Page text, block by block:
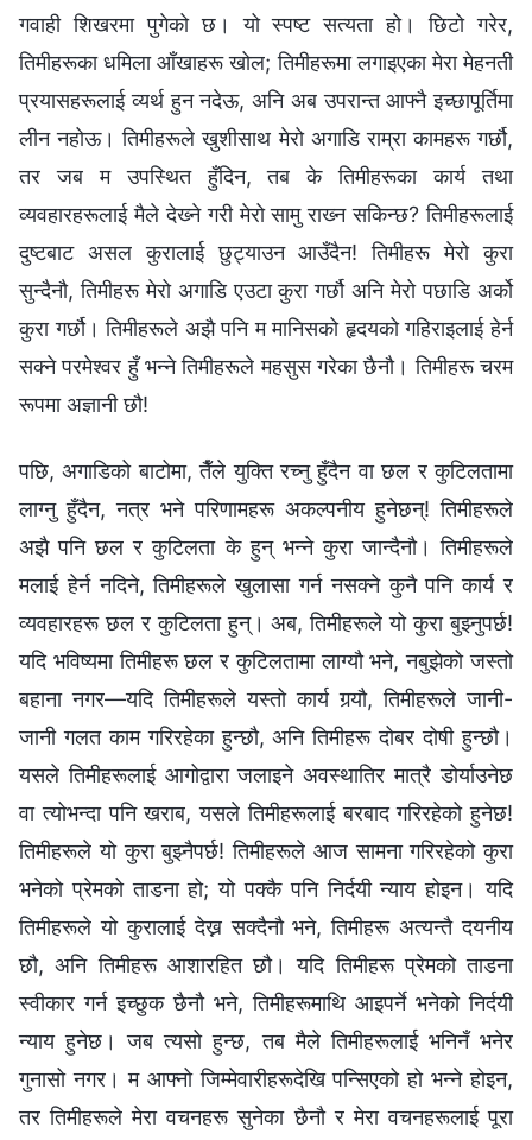
गवाही शिखरमा पुगेको छ। यो स्पष्ट सत्यता हो। छिटो गरेर,
तिमीहरूका धमिला आँखाहरू खोल; तिमीहरूमा लगाइएका मेरा मेहनती
प्रयासहरूलाई व्यर्थ हुन नदेऊ, अनि अब उपरान्त आफ्नै इच्छापूर्तिमा
लीन नहोऊ। तिमीहरूले खुशीसाथ मेरो अगाडि राम्रा कामहरू गर्छौ,
तर जब म उपस्थित हुँदिन, तब के तिमीहरूका कार्य तथा
व्यवहारहरूलाई मैले देख्‍ने गरी मेरो सामु राख्‍न सकिन्छ? तिमीहरूलाई
दुष्टबाट असल कुरालाई छुट्याउन आउँदैन! तिमीहरू मेरो कुरा
सुन्दैनौ, तिमीहरू मेरो अगाडि एउटा कुरा गर्छौ अनि मेरो पछाडि अर्को
कुरा गर्छौ। तिमीहरूले अझै पनि म मानिसको हृदयको गहिराइलाई हेर्न
सक्‍ने परमेश्‍वर हुँ भन्‍ने तिमीहरूले महसुस गरेका छैनौ। तिमीहरू चरम
रूपमा अज्ञानी छौ!
पछि, अगाडिको बाटोमा, तैँले युक्ति रच्नु हुँदैन वा छल र कुटिलतामा
लाग्नु हुँदैन, नत्र भने परिणामहरू अकल्पनीय हुनेछन्! तिमीहरूले
अझै पनि छल र कुटिलता के हुन् भन्‍ने कुरा जान्दैनौ। तिमीहरूले
मलाई हेर्न नदिने, तिमीहरूले खुलासा गर्न नसक्‍ने कुनै पनि कार्य र
व्यवहारहरू छल र कुटिलता हुन्। अब, तिमीहरूले यो कुरा बुझ्नुपर्छ!
यदि भविष्यमा तिमीहरू छल र कुटिलतामा लाग्यौ भने, नबुझेको जस्तो
बहाना नगर—यदि तिमीहरूले यस्तो कार्य गर्‍यौ, तिमीहरूले जानी-
जानी गलत काम गरिरहेका हुन्छौ, अनि तिमीहरू दोबर दोषी हुन्छौ।
यसले तिमीहरूलाई आगोद्वारा जलाइने अवस्थातिर मात्रै डोर्याउनेछ
वा त्योभन्दा पनि खराब, यसले तिमीहरूलाई बरबाद गरिरहेको हुनेछ!
तिमीहरूले यो कुरा बुझ्‍नैपर्छ! तिमीहरूले आज सामना गरिरहेको कुरा
भनेको प्रेमको ताडना हो; यो पक्कै पनि निर्दयी न्याय होइन। यदि
तिमीहरूले यो कुरालाई देख्न सक्दैनौ भने, तिमीहरू अत्यन्तै दयनीय
छौ, अनि तिमीहरू आशारहित छौ। यदि तिमीहरू प्रेमको ताडना
स्वीकार गर्न इच्छुक छैनौ भने, तिमीहरूमाथि आइपर्ने भनेको निर्दयी
न्याय हुनेछ। जब त्यसो हुन्छ, तब मैले तिमीहरूलाई भनिनँ भनेर
गुनासो नगर। म आफ्नो जिम्मेवारीहरूदेखि पन्सिएको हो भन्‍ने होइन,
तर तिमीहरूले मेरा वचनहरू सुनेका छैनौ र मेरा वचनहरूलाई पूरा